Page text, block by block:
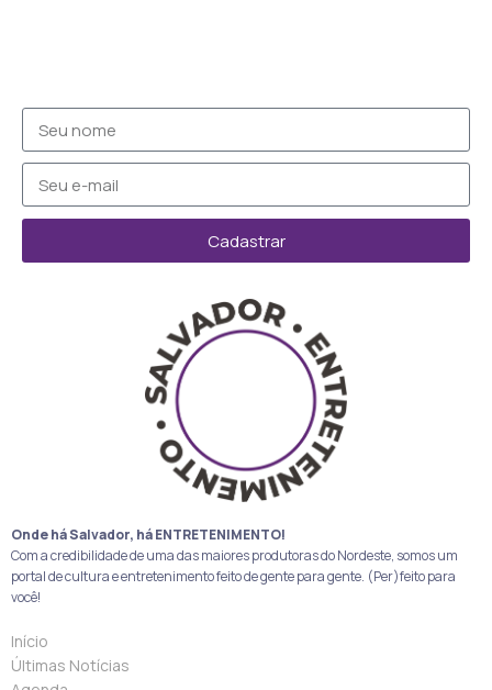
Cadastrar
Onde há Salvador, há ENTRETENIMENTO!
Com a credibilidade de uma das maiores produtoras do Nordeste, somos um
portal de cultura e entretenimento feito de gente para gente. (Per)feito para
você!
Início
Últimas Notícias